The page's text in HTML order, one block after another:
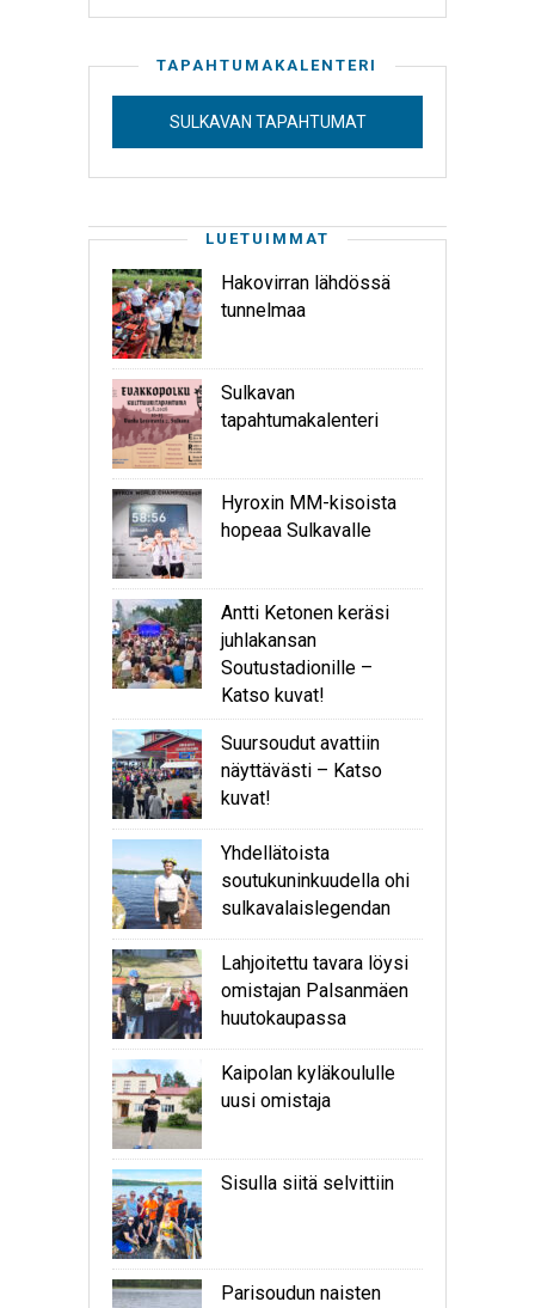
TAPAHTUMAKALENTERI
SULKAVAN TAPAHTUMAT
LUETUIMMAT
Hakovirran lähdössä
tunnelmaa
Sulkavan
tapahtumakalenteri
Hyroxin MM-kisoista
hopeaa Sulkavalle
Antti Ketonen keräsi
juhlakansan
Soutustadionille –
Katso kuvat!
Suursoudut avattiin
näyttävästi – Katso
kuvat!
Yhdellätoista
soutukuninkuudella ohi
sulkavalaislegendan
Lahjoitettu tavara löysi
omistajan Palsanmäen
huutokaupassa
Kaipolan kyläkoululle
uusi omistaja
Sisulla siitä selvittiin
Parisoudun naisten